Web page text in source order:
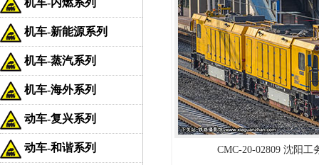
机车-内燃系列
机车-新能源系列
机车-蒸汽系列
机车-海外系列
动车-复兴系列
动车-和谐系列 CMC-20-02809 沈阳工